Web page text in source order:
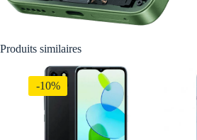
Produits similaires
-10%